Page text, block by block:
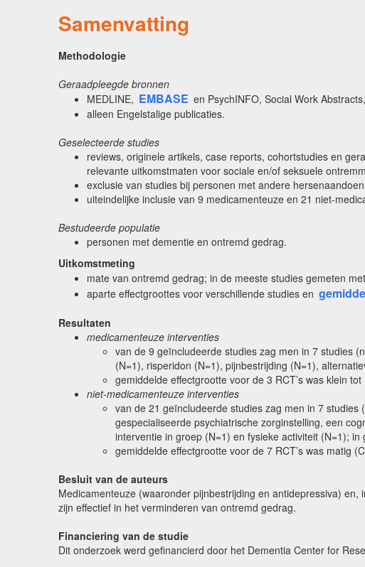
Samenvatting
Methodologie
Geraadpleegde bronnen
MEDLINE, EMBASE en PsychINFO, Social Work
alleen Engelstalige publicaties.
Geselecteerde studies
reviews, originele artikels, case reports, cohortstudies en
relevante uitkomstmaten voor sociale en/of seksuele
exclusie van studies bij personen met andere
uiteindelijke inclusie van 9 medicamenteuze en 21 niet-
Bestudeerde populatie
personen met dementie en ontremd gedrag.
Uitkomstmeting
mate van ontremd gedrag; in de meeste studies gemeten
aparte effectgroottes voor verschillende studies en
Resultaten
medicamenteuze interventies
van de 9 geïncludeerde studies zag men in 7 studies
(N=1), risperidon (N=1), pijnbestrijding (N=1),
gemiddelde effectgrootte voor de 3 RCT’s was klein tot
niet-medicamenteuze interventies
van de 21 geïncludeerde studies zag men in 7
gespecialiseerde psychiatrische zorginstelling, een
interventie in groep (N=1) en fysieke activiteit (N=1);
gemiddelde effectgrootte voor de 7 RCT’s was matig
Besluit van de auteurs
Medicamenteuze (waaronder pijnbestrijding en antidepressiva)
zijn effectief in het verminderen van ontremd gedrag.
Financiering van de studie
Dit onderzoek werd gefinancierd door het Dementia Center for